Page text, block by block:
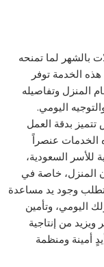
بالشهر لما تمنحه
الخدمة توفر
المنزل وتفاصيله
اليومي.
تتميز بدقة العمل
الخدمات عنصراً
للأسر السعودية،
المنزل، خاصة في
تتطلب وجود يد مساعدة
اليومي، وتأمين
ويزيد من إنتاجية
أمينة ومنظمة